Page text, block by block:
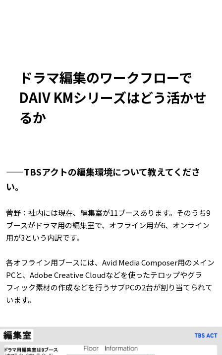
ドラマ編集のワークフローで
DAIV KMシリーズはどう活かせ
るか
——TBSアクトの編集環境について教えてくださ
い。
菅野：社内には現在、編集室が11ブースあります。そのうち9
ブースがドラマ用の編集室で、オフライン用が6、オンライン
用が3という内訳です。
各オフライン用ブースには、Avid Media Composer用のメイン
PCと、Adobe Creative Cloudなどを使ったテロップやグラ
フィック素材の作成などを行うサブPCの2台が割り当てられて
います。